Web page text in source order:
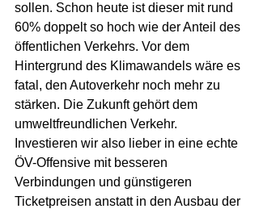
sollen. Schon heute ist dieser mit rund
60% doppelt so hoch wie der Anteil des
öffentlichen Verkehrs. Vor dem
Hintergrund des Klimawandels wäre es
fatal, den Autoverkehr noch mehr zu
stärken. Die Zukunft gehört dem
umweltfreundlichen Verkehr.
Investieren wir also lieber in eine echte
ÖV-Offensive mit besseren
Verbindungen und günstigeren
Ticketpreisen anstatt in den Ausbau der